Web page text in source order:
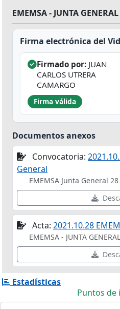
EMEMSA - JUNTA
Firma electrónica del
Firmado por: JUAN
CARLOS UTRERA
CAMARGO
Firma válida
Documentos anexos
Convocatoria:
General
EMEMSA Junta General
Acta: 2021.10.28
EMEMSA - JUNTA
Estadísticas
Puntos de